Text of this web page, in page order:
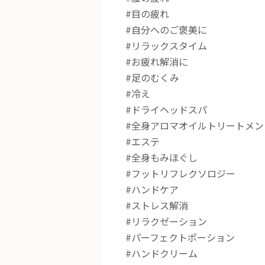
#目の疲れ
#自分へのご褒美に
#リラックスタイム
#お疲れ解消に
#足のむくみ
#冷え
#ドライヘッドスパ
#全身アロマオイルトリートメ
#エステ
#全身もみほぐし
#フットリフレクソロジー
#ハンドケア
#ストレス解消
#リラクゼーション
#パーフェクトポーション
#ハンドクリーム